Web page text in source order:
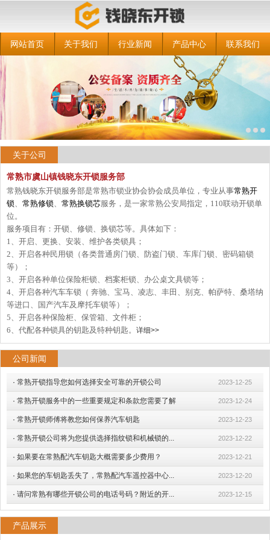
网站首页 关于我们 行业新闻 产品中心 联系我们
关于公司
常熟市虞山镇钱晓东开锁服务部
常熟钱晓东开锁服务部是常熟市锁业协会协会成员单位，专业从事常熟开
锁、 常熟修锁、 常熟换锁芯服务，是一家常熟公安局指定，110联动开锁单
位。
服务项目有：开锁、修锁、换锁芯等。具体如下：
1、开启、更换、安装、维护各类锁具；
2、开启各种民用锁（各类普通房门锁、防盗门锁、车库门锁、密码箱锁
等）；
3、开启各种单位保险柜锁、档案柜锁、办公桌文具锁等；
4、开启各种汽车车锁（ 奔驰、宝马、凌志、丰田、别克、帕萨特、桑塔纳
等进口、国产汽车及摩托车锁等）；
5、开启各种保险柜、保管箱、文件柜；
6、代配各种锁具的钥匙及特种钥匙。 详细>>
公司新闻
· 常熟开锁指导您如何选择安全可靠的开锁公司 2023-12-25
· 常熟开锁服务中的一些重要规定和条款您需要了解 2023-12-24
· 常熟开锁师傅将教您如何保养汽车钥匙 2023-12-23
· 常熟开锁公司将为您提供选择指纹锁和机械锁的... 2023-12-22
· 如果要在常熟配汽车钥匙大概需要多少费用？ 2023-12-21
· 如果您的车钥匙丢失了，常熟配汽车遥控器中心... 2023-12-20
· 请问常熟有哪些开锁公司的电话号码？附近的开... 2023-12-15
产品展示